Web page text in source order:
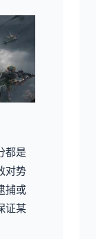
都是
对势
捕或
证某